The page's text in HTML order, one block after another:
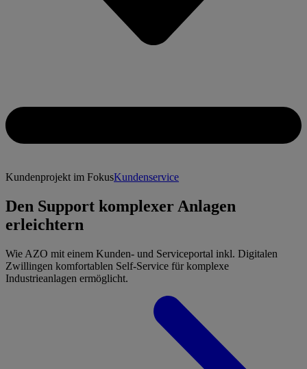
Kundenprojekt im FokusKundenservice
Den Support komplexer Anlagen
erleichtern
Wie AZO mit einem Kunden- und Serviceportal inkl. Digitalen
Zwillingen komfortablen Self-Service für komplexe
Industrieanlagen ermöglicht.